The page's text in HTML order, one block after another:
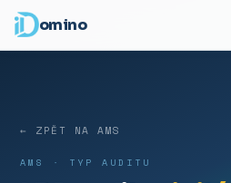
omino
← ZPĚT NA AMS
AMS · TYP AUDITU